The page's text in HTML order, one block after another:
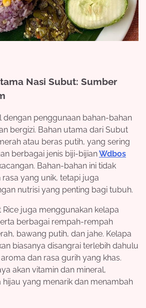
Nasi Subut: Sumber
dengan penggunaan bahan-bahan
bergizi. Bahan utama dari Subut
atau beras putih, yang sering
berbagai jenis biji-bijianWdbos
Bahan-bahan ini tidak
yang unik, tetapi juga
nutrisi yang penting bagi tubuh.
Rice juga menggunakan kelapa
berbagai rempah-rempah
bawang putih, dan jahe. Kelapa
biasanya disangrai terlebih dahulu
dan rasa gurih yang khas.
akan vitamin dan mineral,
yang menarik dan menambah